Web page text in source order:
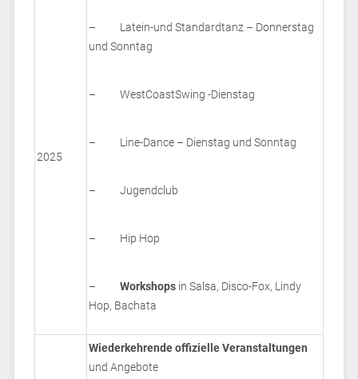
2025
– Latein-und Standardtanz – Donnerstag
und Sonntag
– WestCoastSwing -Dienstag
– Line-Dance – Dienstag und Sonntag
– Jugendclub
– Hip Hop
– Workshopsin Salsa, Disco-Fox, Lindy
Hop, Bachata
Wiederkehrende offizielle Veranstaltungen
und Angebote